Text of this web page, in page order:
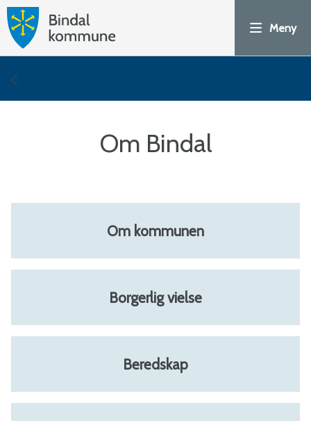
o
d
o
r
t
a
-
Meny
Om Bindal
Om kommunen
Borgerlig vielse
Beredskap